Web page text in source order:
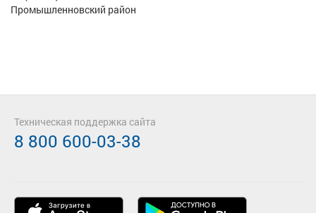
Промышленновский район
Техническая поддержка сайта
8 800 600-03-38